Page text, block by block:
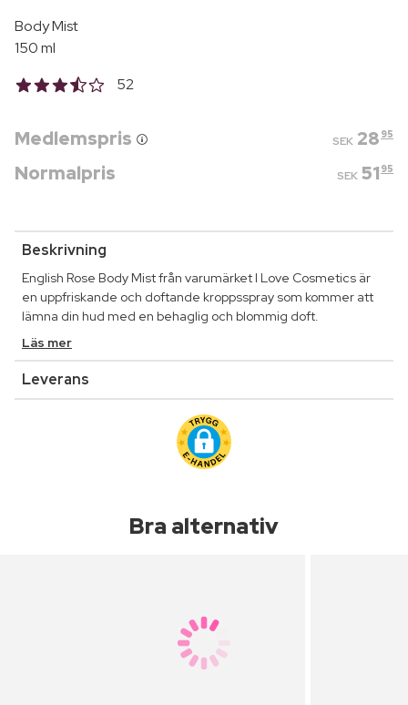
Body Mist
150 ml
52
Medlemspris SEK 28 95
Normalpris SEK 51 95
Beskrivning
English Rose Body Mist från varumärket I Love Cosmetics är
en uppfriskande och doftande kroppsspray som kommer att
lämna din hud med en behaglig och blommig doft.
Läs mer
Leverans
Bra alternativ